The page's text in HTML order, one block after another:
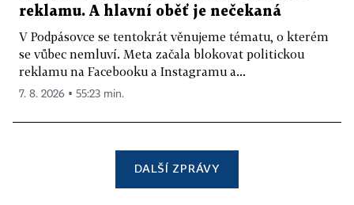
reklamu. A hlavní oběť je nečekaná
V Podpásovce se tentokrát věnujeme tématu, o kterém
se vůbec nemluví. Meta začala blokovat politickou
reklamu na Facebooku a Instagramu a...
7. 8. 2026 ▪ 55:23 min.
DALŠÍ ZPRÁVY